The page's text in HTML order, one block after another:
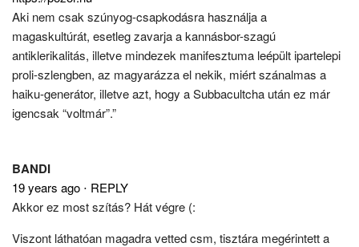
Aki nem csak szúnyog-csapkodásra használja a
magaskultúrát, esetleg zavarja a kannásbor-szagú
antiklerikalitás, illetve mindezek manifesztuma leépült ipartelepi
proli-szlengben, az magyarázza el nekik, miért szánalmas a
haiku-generátor, illetve azt, hogy a Subbacultcha után ez már
igencsak “voltmár”.”
BANDI
19 years ago ⋅ REPLY
Akkor ez most szítás? Hát végre (:
Viszont láthatóan magadra vetted csm, tisztára megérintett a